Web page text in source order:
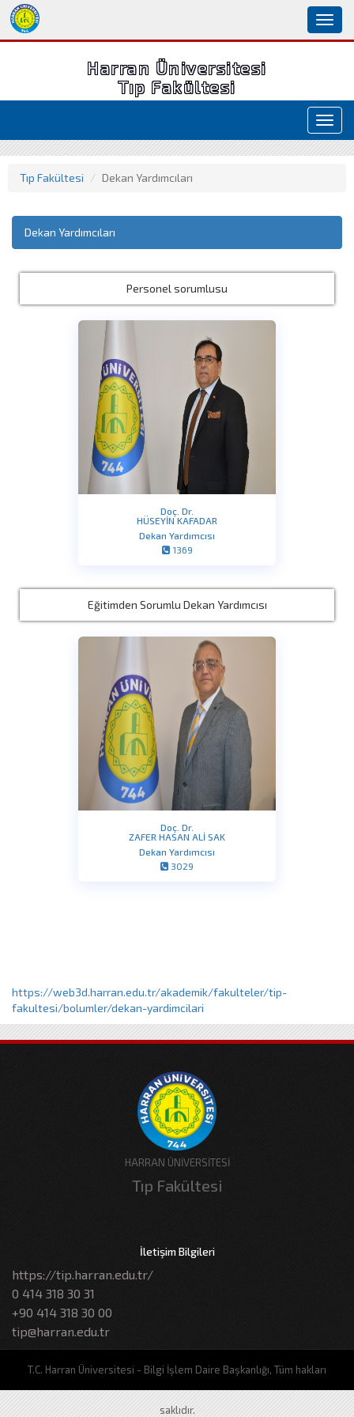
Harran Üniversitesi
Tıp Fakültesi
Tıp Fakültesi Dekan Yardımcıları
Dekan Yardımcıları
https://web3d.harran.edu.tr/akademik/fakulteler/tip-
fakultesi/bolumler/dekan-yardimcilari
HARRAN ÜNİVERSİTESİ
Tıp Fakültesi
İletişim Bilgileri
https://tip.harran.edu.tr/
0 414 318 30 31
+90 414 318 30 00
tip@harran.edu.tr
T.C. Harran Üniversitesi - Bilgi İşlem Daire Başkanlığı, Tüm hakları
saklıdır.